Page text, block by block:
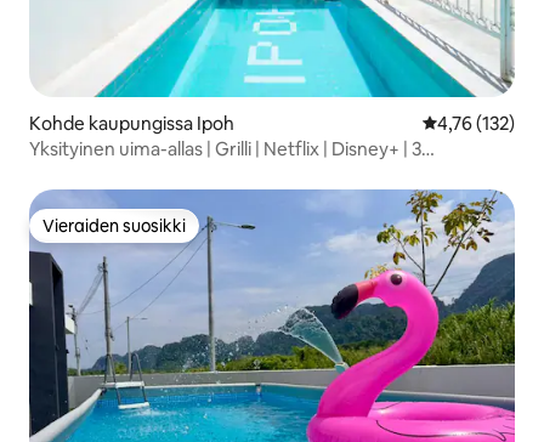
Kohde kaupungissa Ipoh
4,76 (132)
Yksityinen uima-allas | Grilli | Netflix | Disney+ | 3
Vieraiden suosikki
Vieraiden suosikki